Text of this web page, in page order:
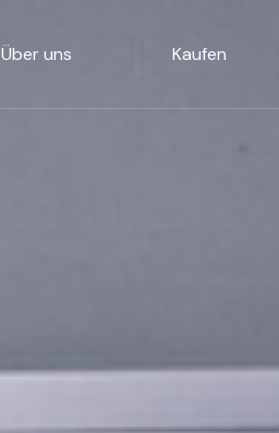
Über uns Kaufen